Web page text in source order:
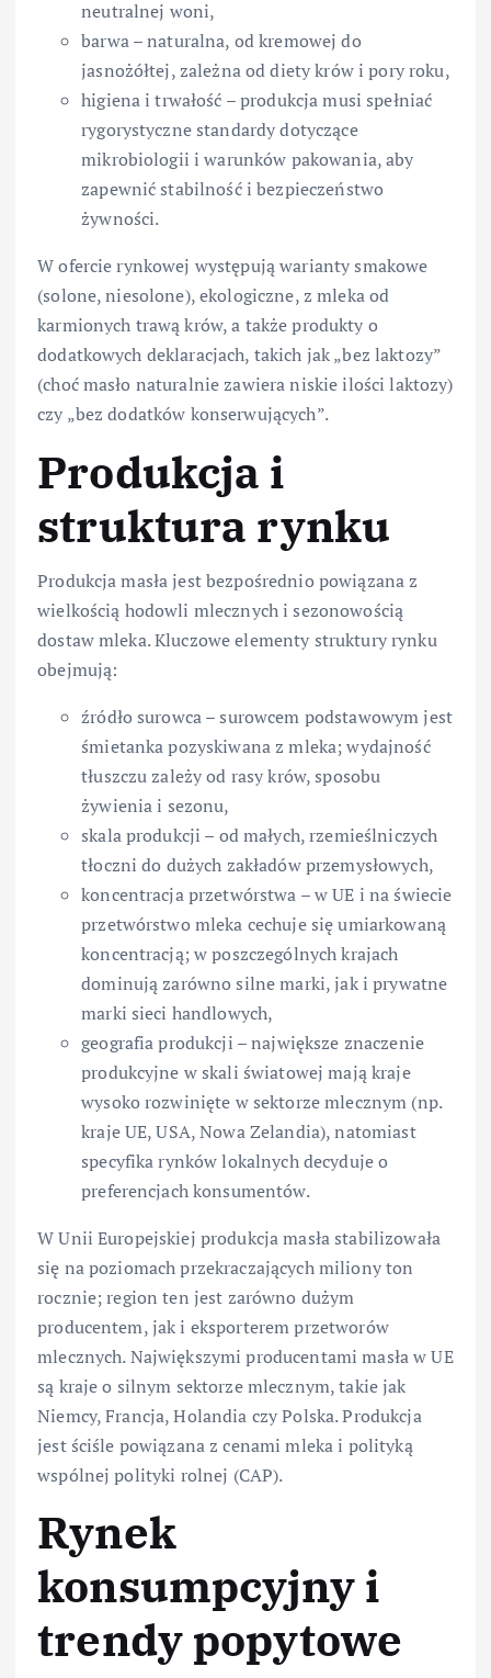
neutralnej woni,
barwa – naturalna, od kremowej do
jasnożółtej, zależna od diety krów i pory roku,
higiena i trwałość – produkcja musi spełniać
rygorystyczne standardy dotyczące
mikrobiologii i warunków pakowania, aby
zapewnić stabilność i bezpieczeństwo
żywności.
W ofercie rynkowej występują warianty smakowe
(solone, niesolone), ekologiczne, z mleka od
karmionych trawą krów, a także produkty o
dodatkowych deklaracjach, takich jak „bez laktozy”
(choć masło naturalnie zawiera niskie ilości laktozy)
czy „bez dodatków konserwujących”.
Produkcja i
struktura rynku
Produkcja masła jest bezpośrednio powiązana z
wielkością hodowli mlecznych i sezonowością
dostaw mleka. Kluczowe elementy struktury rynku
obejmują:
źródło surowca – surowcem podstawowym jest
śmietanka pozyskiwana z mleka; wydajność
tłuszczu zależy od rasy krów, sposobu
żywienia i sezonu,
skala produkcji – od małych, rzemieślniczych
tłoczni do dużych zakładów przemysłowych,
koncentracja przetwórstwa – w UE i na świecie
przetwórstwo mleka cechuje się umiarkowaną
koncentracją; w poszczególnych krajach
dominują zarówno silne marki, jak i prywatne
marki sieci handlowych,
geografia produkcji – największe znaczenie
produkcyjne w skali światowej mają kraje
wysoko rozwinięte w sektorze mlecznym (np.
kraje UE, USA, Nowa Zelandia), natomiast
specyfika rynków lokalnych decyduje o
preferencjach konsumentów.
W Unii Europejskiej produkcja masła stabilizowała
się na poziomach przekraczających miliony ton
rocznie; region ten jest zarówno dużym
producentem, jak i eksporterem przetworów
mlecznych. Największymi producentami masła w UE
są kraje o silnym sektorze mlecznym, takie jak
Niemcy, Francja, Holandia czy Polska. Produkcja
jest ściśle powiązana z cenami mleka i polityką
wspólnej polityki rolnej (CAP).
Rynek
konsumpcyjny i
trendy popytowe